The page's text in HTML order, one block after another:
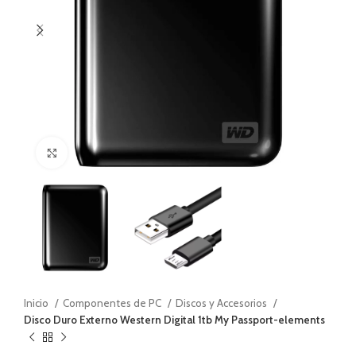
Zoom
Inicio Componentes de PC
Discos y Accesorios
Disco Duro Externo Western Digital 1tb My Passport-elements